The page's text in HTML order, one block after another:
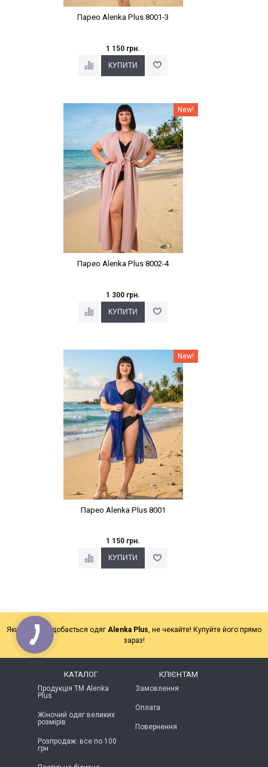
Парео Alenka Plus 8001-3
1 150 грн.
Наклейки Варіант з % New!
Парео Alenka Plus 8002-4
1 300 грн.
New!
Парео Alenka Plus 8001
1 150 грн.
Якщо Вам подобається одяг Alenka Plus, не чекайте! Купуйте його прямо
зараз!
КАТАЛОГ
Продукція ТМ Alenka
Plus
Жіночий одяг великих
розмірів
Розпродаж: все по 100
грн
КЛІЄНТАМ
Замовлення
Оплата
Повернення